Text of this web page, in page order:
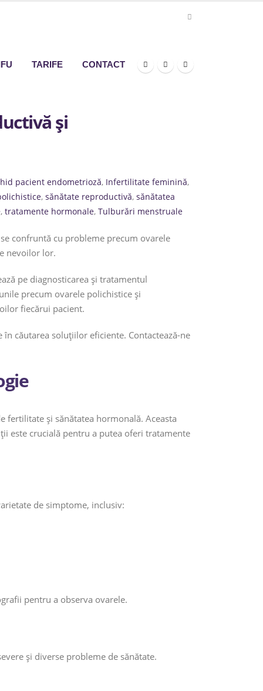
TARIFE CONTACT
și
pacient endometrioză, Infertilitate feminină,
, sănătate reproductivă, sănătatea
, tratamente hormonale, Tulburări menstruale
confruntă cu probleme precum ovarele
nevoilor lor.
pe diagnosticarea și tratamentul
precum ovarele polichistice și
fiecărui pacient.
în căutarea soluțiilor eficiente. Contactează-ne
fertilitate și sănătatea hormonală. Aceasta
este crucială pentru a putea oferi tratamente
de simptome, inclusiv:
pentru a observa ovarele.
și diverse probleme de sănătate.